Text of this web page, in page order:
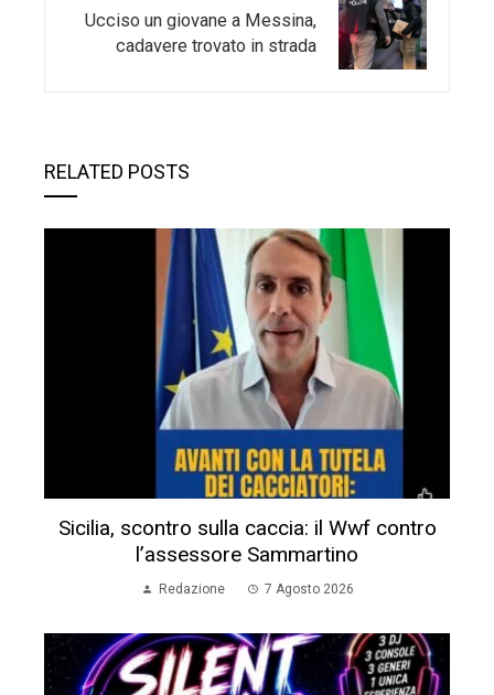
Ucciso un giovane a Messina,
cadavere trovato in strada
RELATED POSTS
Sicilia, scontro sulla caccia: il Wwf contro
l’assessore Sammartino
Redazione 7 Agosto 2026